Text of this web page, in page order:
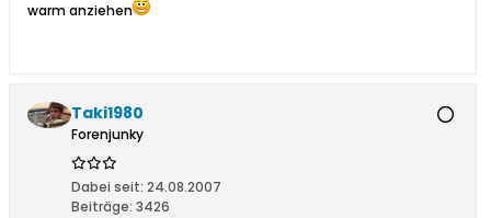
warm anziehen
Taki1980
Forenjunky
Dabei seit: 24.08.2007
Beiträge: 3426